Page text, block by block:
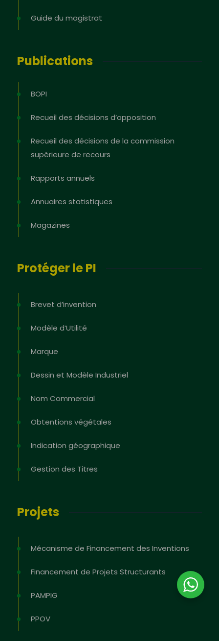
Guide du magistrat
Publications
BOPI
Recueil des décisions d’opposition
Recueil des décisions de la commission
supérieure de recours
Rapports annuels
Annuaires statistiques
Magazines
Protéger le PI
Brevet d’invention
Modèle d’Utilité
Marque
Dessin et Modèle Industriel
Nom Commercial
Obtentions végétales
Indication géographique
Gestion des Titres
Projets
Mécanisme de Financement des Inventions
Financement de Projets Structurants
PAMPIG
PPOV